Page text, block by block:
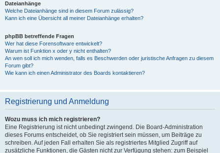
Dateianhänge
Welche Dateianhänge sind in diesem Forum zulässig?
Kann ich eine Übersicht all meiner Dateianhänge erhalten?
phpBB betreffende Fragen
Wer hat diese Forensoftware entwickelt?
Warum ist Funktion x oder y nicht enthalten?
An wen soll ich mich wenden, falls es Beschwerden oder juristische Anfragen zu diesem
Forum gibt?
Wie kann ich einen Administrator des Boards kontaktieren?
Registrierung und Anmeldung
Wozu muss ich mich registrieren?
Eine Registrierung ist nicht unbedingt zwingend. Die Board-Administration
dieses Forums entscheidet, ob Sie registriert sein müssen, um Beiträge zu
schreiben. Auf jeden Fall erhalten Sie als registriertes Mitglied Zugriff auf
zusätzliche Funktionen, die Gästen nicht zur Verfügung stehen: zum Beispiel